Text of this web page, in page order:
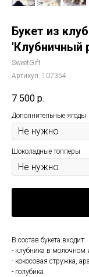
Букет из
'Клубничный
SweetGift
Артикул: 107354
7 500 р.
Дополнительные ягоды
Шоколадные топперы
В состав букета входит:
- клубника в молочном
- кокосовая стружка,
- голубика